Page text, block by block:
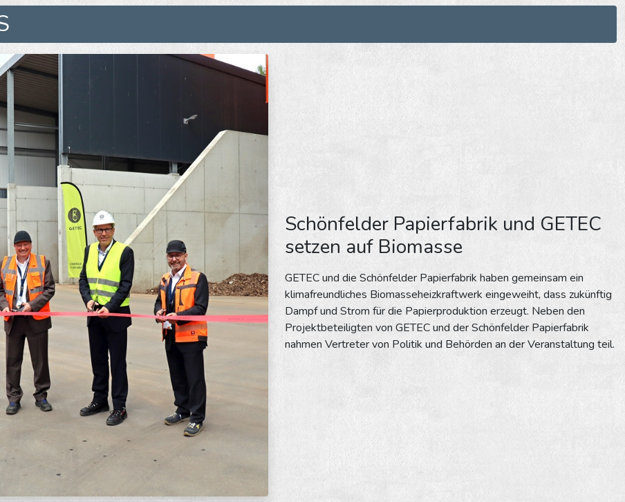
Schönfelder Papierfabrik und GETEC
setzen auf Biomasse
GETEC und die Schönfelder Papierfabrik haben gemeinsam ein
klimafreundliches Biomasseheizkraftwerk eingeweiht, dass zukünftig
Dampf und Strom für die Papierproduktion erzeugt. Neben den
Projektbeteiligten von GETEC und der Schönfelder Papierfabrik
nahmen Vertreter von Politik und Behörden an der Veranstaltung teil.